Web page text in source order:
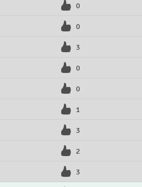
0
0
3
0
0
1
3
2
3